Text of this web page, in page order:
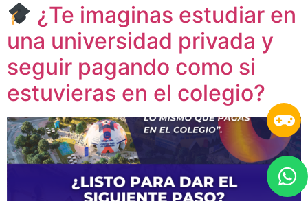
¿Te imaginas estudiar en
una universidad privada y
seguir pagando como si
estuvieras en el colegio?